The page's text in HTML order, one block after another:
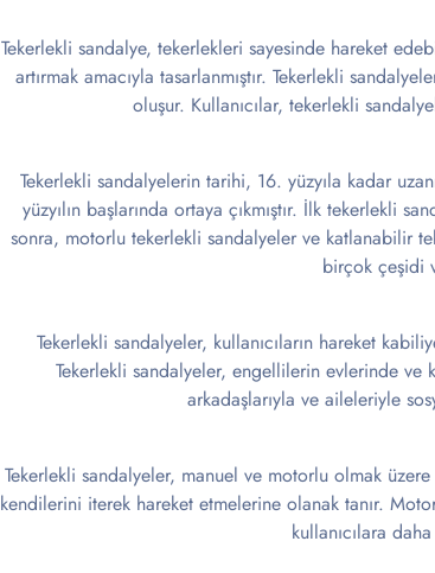
Tekerlekli sandalye, tekerlekleri sayesinde hareket
artırmak amacıyla tasarlanmıştır. Tekerlekli
oluşur. Kullanıcılar, tekerlekli
Tekerlekli sandalyelerin tarihi, 16. yüzyıla kadar
yüzyılın başlarında ortaya çıkmıştır. İlk tekerlekli
sonra, motorlu tekerlekli sandalyeler ve katlanabilir
birçok çeşidi
Tekerlekli sandalyeler, kullanıcıların hareket
Tekerlekli sandalyeler, engellilerin evlerinde ve
arkadaşlarıyla ve aileleriyle
Tekerlekli sandalyeler, manuel ve motorlu olmak
kendilerini iterek hareket etmelerine olanak tanır.
kullanıcılara